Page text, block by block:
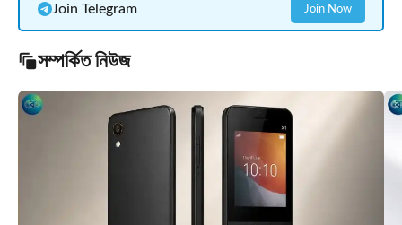
Join Telegram Join Now
সম্পর্কিত নিউজ